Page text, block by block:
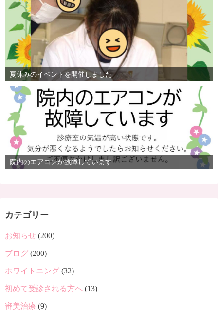
夏休みのイベントを開催しました
院内のエアコンが故障しています
カテゴリー
お知らせ (200)
ブログ (200)
ホワイトニング (32)
初めて受診される方へ (13)
審美治療 (9)